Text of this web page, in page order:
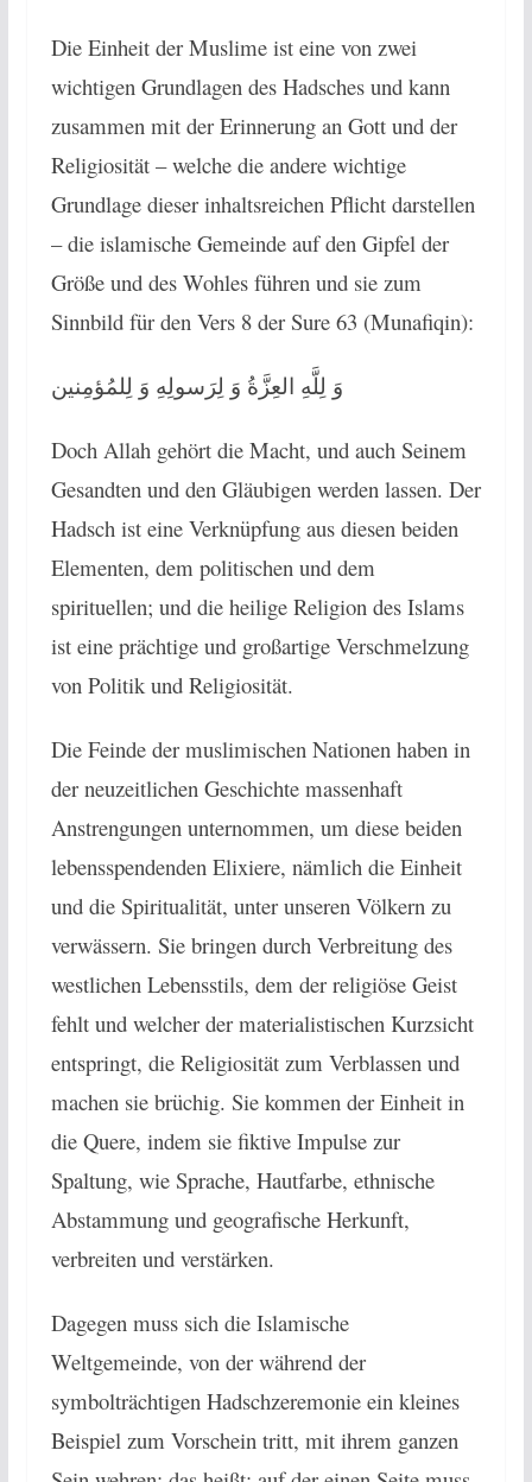
Die Einheit der Muslime ist eine von zwei
wichtigen Grundlagen des Hadsches und kann
zusammen mit der Erinnerung an Gott und der
Religiosität – welche die andere wichtige
Grundlage dieser inhaltsreichen Pflicht darstellen
– die islamische Gemeinde auf den Gipfel der
Größe und des Wohles führen und sie zum
Sinnbild für den Vers 8 der Sure 63 (Munafiqin):
وَ لِلَّهِ العِزَّةُ وَ لِرَسولِهِ وَ لِلمُؤمِنين
Doch Allah gehört die Macht, und auch Seinem
Gesandten und den Gläubigen werden lassen. Der
Hadsch ist eine Verknüpfung aus diesen beiden
Elementen, dem politischen und dem
spirituellen; und die heilige Religion des Islams
ist eine prächtige und großartige Verschmelzung
von Politik und Religiosität.
Die Feinde der muslimischen Nationen haben in
der neuzeitlichen Geschichte massenhaft
Anstrengungen unternommen, um diese beiden
lebensspendenden Elixiere, nämlich die Einheit
und die Spiritualität, unter unseren Völkern zu
verwässern. Sie bringen durch Verbreitung des
westlichen Lebensstils, dem der religiöse Geist
fehlt und welcher der materialistischen Kurzsicht
entspringt, die Religiosität zum Verblassen und
machen sie brüchig. Sie kommen der Einheit in
die Quere, indem sie fiktive Impulse zur
Spaltung, wie Sprache, Hautfarbe, ethnische
Abstammung und geografische Herkunft,
verbreiten und verstärken.
Dagegen muss sich die Islamische
Weltgemeinde, von der während der
symbolträchtigen Hadschzeremonie ein kleines
Beispiel zum Vorschein tritt, mit ihrem ganzen